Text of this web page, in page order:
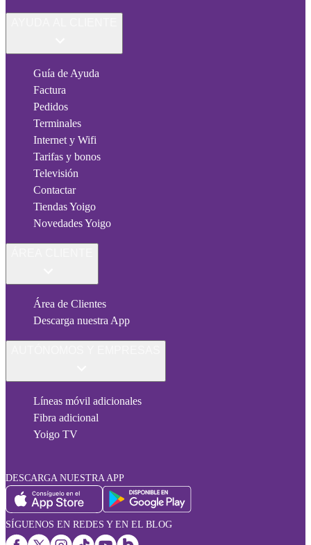
Guía de Ayuda
Factura
Pedidos
Terminales
Internet y Wifi
Tarifas y bonos
Televisión
Contactar
Tiendas Yoigo
Novedades Yoigo
Área de Clientes
Descarga nuestra App
Líneas móvil adicionales
Fibra adicional
Yoigo TV
DESCARGA NUESTRA APP
SÍGUENOS EN REDES Y EN EL BLOG